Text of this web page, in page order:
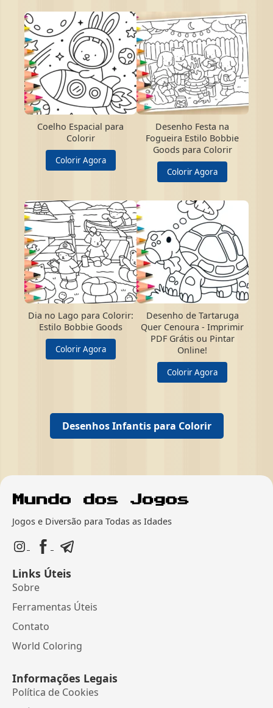
Coelho Espacial para
Colorir
Colorir Agora
Desenho Festa na
Fogueira Estilo Bobbie
Goods para Colorir
Colorir Agora
Dia no Lago para Colorir:
Estilo Bobbie Goods
Colorir Agora
Desenho de Tartaruga
Quer Cenoura - Imprimir
PDF Grátis ou Pintar
Online!
Colorir Agora
Desenhos Infantis para Colorir
Jogos e Diversão para Todas as Idades
Links Úteis
Sobre
Ferramentas Úteis
Contato
World Coloring
Informações Legais
Política de Cookies